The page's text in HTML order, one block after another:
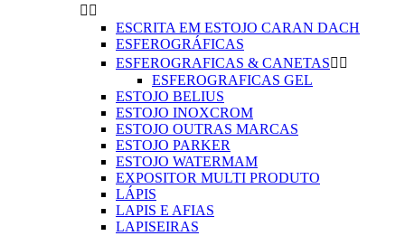
 
ESCRITA EM ESTOJO CARAN DACH
ESFEROGRÁFICAS
ESFEROGRAFICAS & CANETAS 
ESFEROGRAFICAS GEL
ESTOJO BELIUS
ESTOJO INOXCROM
ESTOJO OUTRAS MARCAS
ESTOJO PARKER
ESTOJO WATERMAM
EXPOSITOR MULTI PRODUTO
LÁPIS
LAPIS E AFIAS
LAPISEIRAS